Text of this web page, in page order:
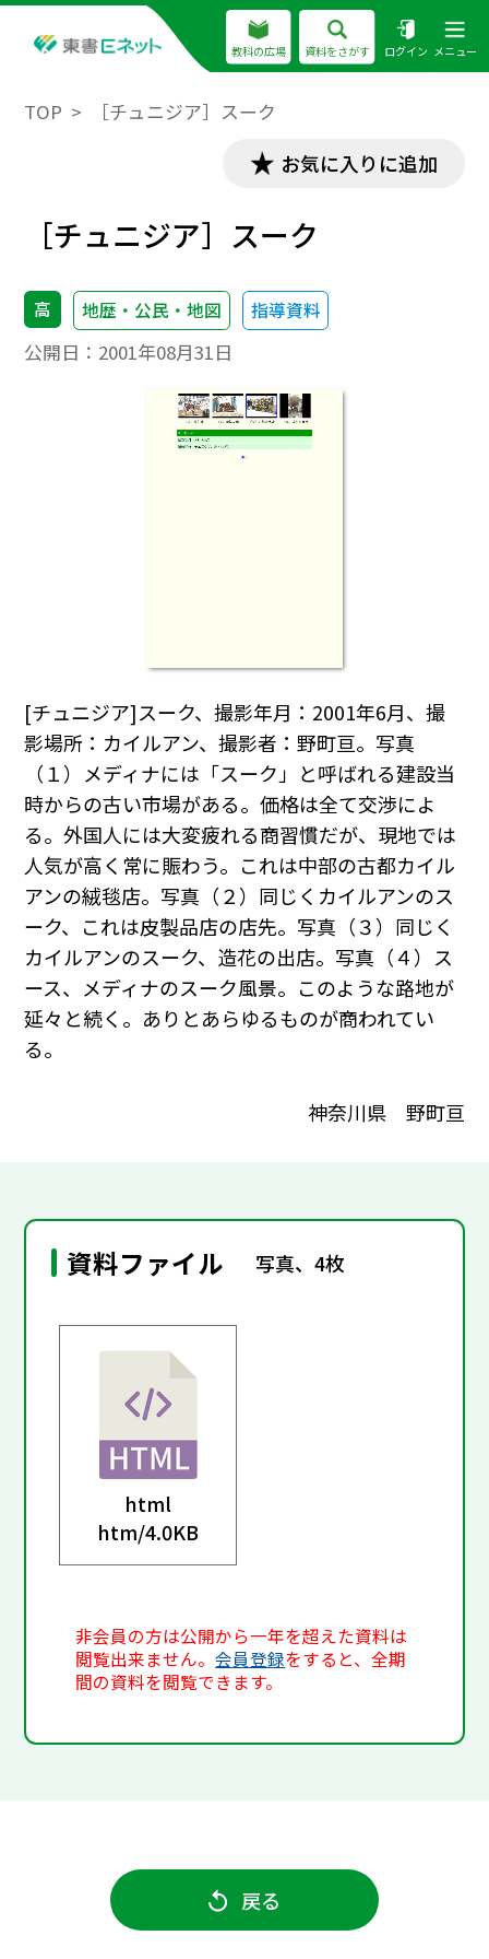
教科の広場 資料をさがす ログイン メニュー
TOP ［チュニジア］スーク
お気に入りに追加
［チュニジア］スーク
高 地歴・公民・地図 指導資料
公開日： 2001年08月31日
[チュニジア]スーク、撮影年月：2001年6月、撮
影場所：カイルアン、撮影者：野町亘。写真
（１）メディナには「スーク」と呼ばれる建設当
時からの古い市場がある。価格は全て交渉によ
る。外国人には大変疲れる商習慣だが、現地では
人気が高く常に賑わう。これは中部の古都カイル
アンの絨毯店。写真（２）同じくカイルアンのス
ーク、これは皮製品店の店先。写真（３）同じく
カイルアンのスーク、造花の出店。写真（４）ス
ース、メディナのスーク風景。このような路地が
延々と続く。ありとあらゆるものが商われてい
る。
神奈川県 野町亘
資料ファイル 写真、4枚
html
htm/4.0KB
非会員の方は公開から一年を超えた資料は
閲覧出来ません。会員登録をすると、全期
間の資料を閲覧できます。
戻る